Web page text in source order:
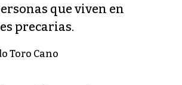
que viven en
precarias.
Toro Cano